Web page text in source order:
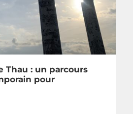
Thau : un parcours
pour